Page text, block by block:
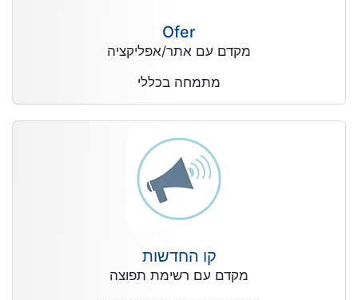
Ofer
מקדם עם אתר/אפליקציה
מתמחה בכללי
קו החדשות
מקדם עם רשימת תפוצה